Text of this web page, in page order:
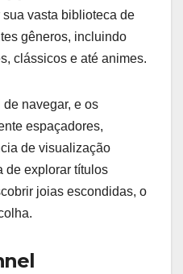
vasta biblioteca de
gêneros, incluindo
clássicos e até animes.
navegar, e os
espaçadores,
de visualização
de explorar títulos
joias escondidas, o